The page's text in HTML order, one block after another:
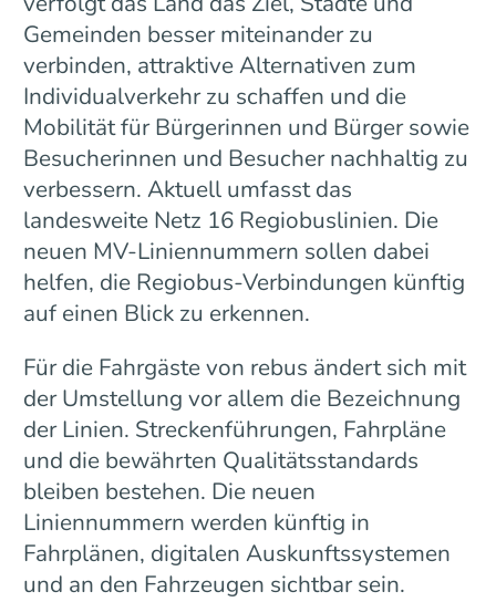
Gemeinden besser miteinander zu
verbinden, attraktive Alternativen zum
Individualverkehr zu schaffen und die
Mobilität für Bürgerinnen und Bürger sowie
Besucherinnen und Besucher nachhaltig zu
verbessern. Aktuell umfasst das
landesweite Netz 16 Regiobuslinien. Die
neuen MV-Liniennummern sollen dabei
helfen, die Regiobus-Verbindungen künftig
auf einen Blick zu erkennen.
Für die Fahrgäste von rebus ändert sich mit
der Umstellung vor allem die Bezeichnung
der Linien. Streckenführungen, Fahrpläne
und die bewährten Qualitätsstandards
bleiben bestehen. Die neuen
Liniennummern werden künftig in
Fahrplänen, digitalen Auskunftssystemen
und an den Fahrzeugen sichtbar sein.